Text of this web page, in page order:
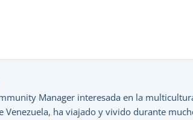
Manager interesada en la
Venezuela, ha viajado y vivido durante